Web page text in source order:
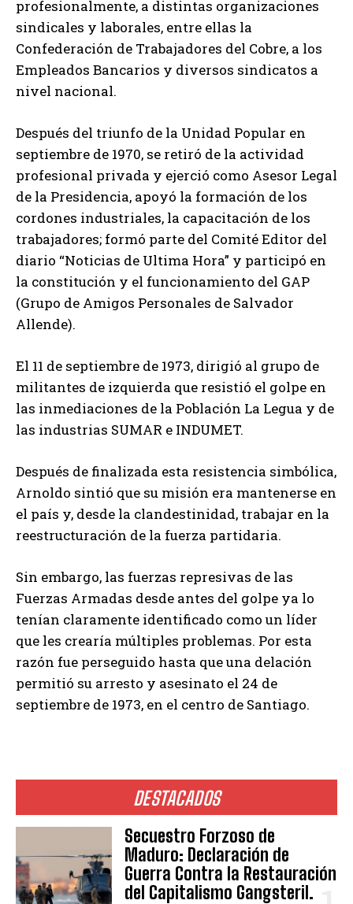
DESTACADOS
Secuestro Forzoso de
Maduro: Declaración de
Guerra Contra la Restauración
del Capitalismo Gangsteril.
profesionalmente, a distintas organizaciones
sindicales y laborales, entre ellas la
Confederación de Trabajadores del Cobre, a los
Empleados Bancarios y diversos sindicatos a
nivel nacional.
Después del triunfo de la Unidad Popular en
septiembre de 1970, se retiró de la actividad
profesional privada y ejerció como Asesor Legal
de la Presidencia, apoyó la formación de los
cordones industriales, la capacitación de los
trabajadores; formó parte del Comité Editor del
diario “Noticias de Ultima Hora” y participó en
la constitución y el funcionamiento del GAP
(Grupo de Amigos Personales de Salvador
Allende).
El 11 de septiembre de 1973, dirigió al grupo de
militantes de izquierda que resistió el golpe en
las inmediaciones de la Población La Legua y de
las industrias SUMAR e INDUMET.
Después de finalizada esta resistencia simbólica,
Arnoldo sintió que su misión era mantenerse en
el país y, desde la clandestinidad, trabajar en la
reestructuración de la fuerza partidaria.
Sin embargo, las fuerzas represivas de las
Fuerzas Armadas desde antes del golpe ya lo
tenían claramente identificado como un líder
que les crearía múltiples problemas. Por esta
razón fue perseguido hasta que una delación
permitió su arresto y asesinato el 24 de
septiembre de 1973, en el centro de Santiago.